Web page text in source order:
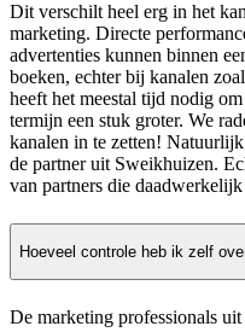
Dit verschilt heel erg in het
marketing. Directe
advertenties kunnen binnen
boeken, echter bij kanalen
heeft het meestal tijd nodig
termijn een stuk groter. We
kanalen in te zetten!
de partner uit Sweikhuizen.
van partners die
Hoeveel controle heb ik zelf
De marketing professionals